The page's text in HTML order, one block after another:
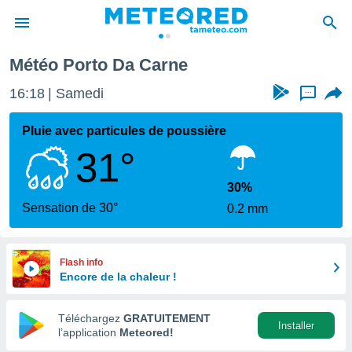
de
par
en
Météo Porto Da Carne
16:18 Samedi ...
Pluie avec particules de poussière
31°
Sensation de 30°
30%
0.2 mm
Flash info
Encore de la chaleur !
Téléchargez GRATUITEMENT
l’application Meteored!
Installer